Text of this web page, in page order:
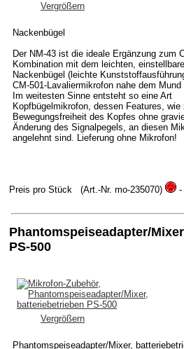
Vergrößern
Nackenbügel
Der NM-43 ist die ideale Ergänzung zum
Kombination mit dem leichten,
Nackenbügel (leichte
CM-501-Lavaliermikrofon nahe dem
Im weitesten Sinne entsteht so eine Art
Kopfbügelmikrofon, dessen Features,
Bewegungsfreiheit des Kopfes ohne
Änderung des Signalpegels, an diesen
angelehnt sind. Lieferung ohne Mikrofon!
Preis pro Stück (Art.-Nr. mo-235070) -
Phantomspeiseadapter/
PS-500
Vergrößern
Phantomspeiseadapter/Mixer,